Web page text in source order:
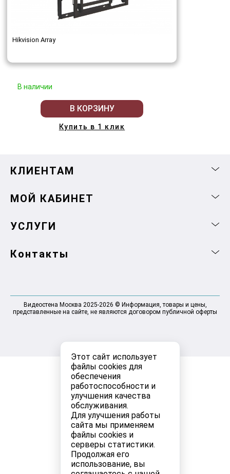
Этот сайт использует
файлы cookies для
обеспечения
работоспособности и
улучшения качества
обслуживания.
Для улучшения работы
сайта мы применяем
файлы cookies и
серверы статистики.
Продолжая его
использование, вы
Hikvision Array
В наличии
В КОРЗИНУ
Купить в 1 клик
КЛИЕНТАМ
МОЙ КАБИНЕТ
УСЛУГИ
Контакты
Видеостена Москва 2025-2026 © Информация, товары и цены,
представленные на сайте, не являются договором публичной оферты